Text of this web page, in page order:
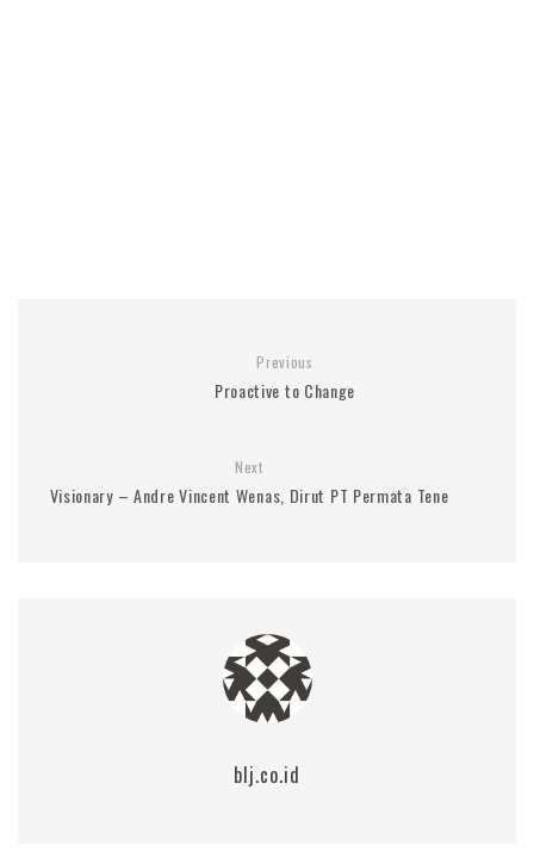
Previous
Proactive to Change
Next
Visionary – Andre Vincent Wenas, Dirut PT Permata Tene
blj.co.id